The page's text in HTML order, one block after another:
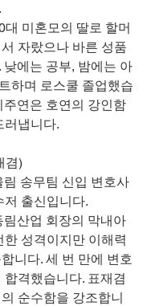
대 미혼모의 딸로 할머
자랐으나 바른 성품
낮에는 공부, 밤에는 아
하며 로스쿨 졸업했습
주연은 호연의 강인함
러냅니다.
겸)
림 송무팀 신입 변호사
저 출신입니다.
림산업 회장의 막내아
한 성격이지만 이해력
니다. 세 번 만에 변호
합격했습니다. 표재겸
순수함을 강조합니